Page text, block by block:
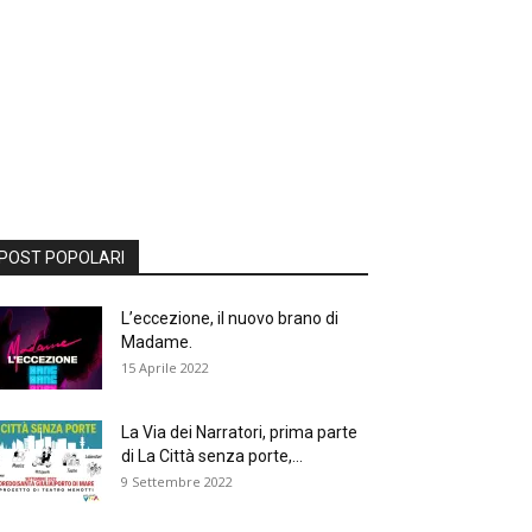
POPOLARI
L’eccezione, il nuovo brano di
Madame.
15 Aprile 2022
La Via dei Narratori, prima parte
di La Città senza porte,...
9 Settembre 2022